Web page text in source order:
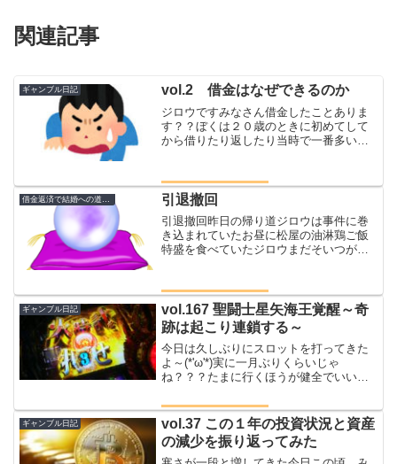
関連記事
ギャンブル日記 vol.2 借金はなぜできるのか
ジロウですみなさん借金したことありま
す？？ぼくは２０歳のときに初めてして
から借りたり返したり当時で一番多いと
です💦そのときはパチンコにはまってい
て週に５回は行ってました...
借金返済で結婚への道のり 引退撤回
引退撤回昨日の帰り道ジロウは事件に巻
き込まれていたお昼に松屋の油淋鶏ご飯
特盛を食べていたジロウまだそいつが消
きるからな１５分くらいさて、どこのラ
ーメン屋にするかなぁグル...
ギャンブル日記
vol.167 聖闘士星矢海王覚醒～奇
跡は起こり連鎖する～
今日は久しぶりにスロットを打ってきた
よ～(*'ω'*)実に一月ぶりくらいじゃ
ね？？？たまに行くほうが健全でいいか
い台がいいよね？？なのでみんな大好き
聖闘士星矢海王覚醒を打ってきましたよ
～ではではゴ...
ギャンブル日記
vol.37 この１年の投資状況と資産
の減少を振り返ってみた